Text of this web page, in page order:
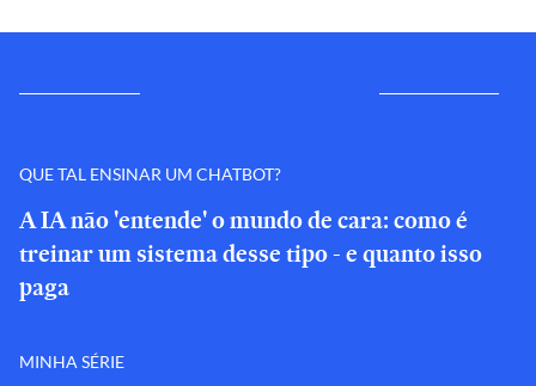
QUE TAL ENSINAR UM CHATBOT?
A IA não 'entende' o mundo de cara: como é
treinar um sistema desse tipo - e quanto isso
paga
MINHA SÉRIE